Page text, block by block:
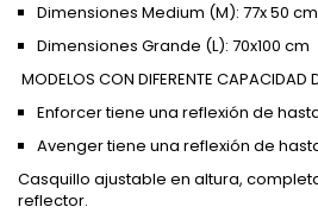
Dimensiones Medium (M): 77x 50 cm
Dimensiones Grande (L): 70x100 cm
MODELOS CON DIFERENTE CAPACIDAD
Enforcer tiene una reflexión de
Avenger tiene una reflexión de
Casquillo ajustable en altura,
reflector.